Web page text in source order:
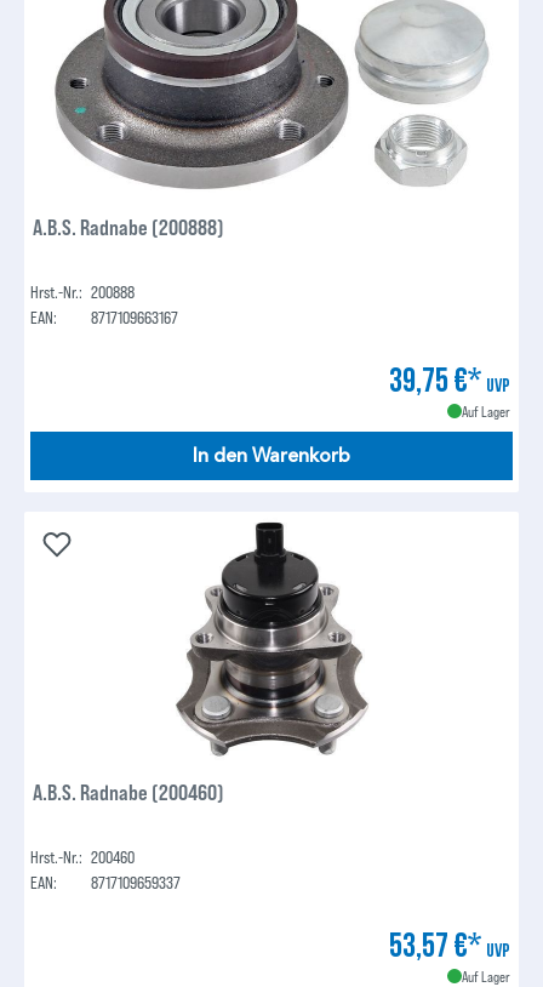
A.B.S. Radnabe (200888)
Hrst.-Nr.: 200888
EAN:
8717109663167
39,75 €* UVP
Auf Lager
In den Warenkorb
A.B.S. Radnabe (200460)
Hrst.-Nr.: 200460
EAN:
8717109659337
53,57 €* UVP
Auf Lager